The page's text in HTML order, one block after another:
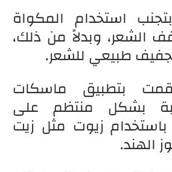
استخدام المكواة
الشعر، وبدلاً من ذلك،
طبيعي للشعر.
بتطبيق ماسكات
بشكل منتظم على
زيوت مثل زيت
الهند.